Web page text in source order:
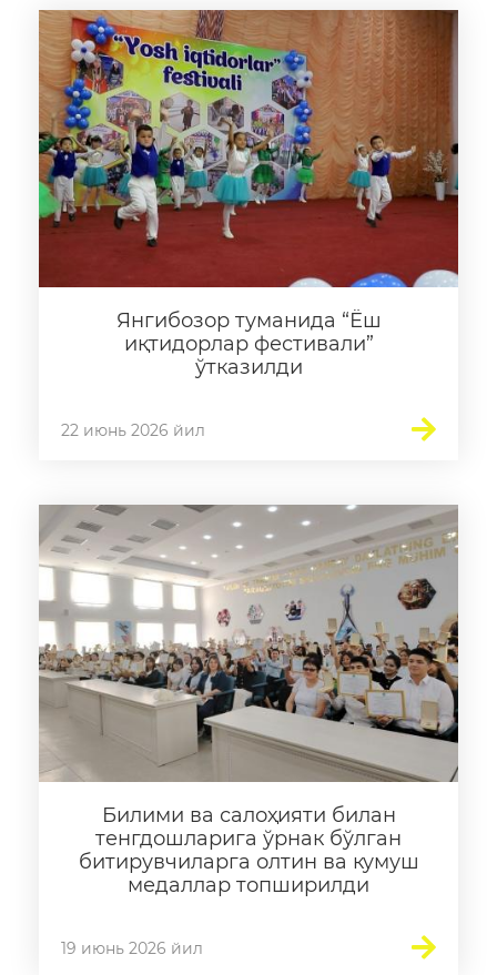
Янгибозор туманида “Ёш
иқтидорлар фестивали”
ўтказилди
22 июнь 2026 йил
Билими ва салоҳияти билан
тенгдошларига ўрнак бўлган
битирувчиларга олтин ва кумуш
медаллар топширилди
19 июнь 2026 йил